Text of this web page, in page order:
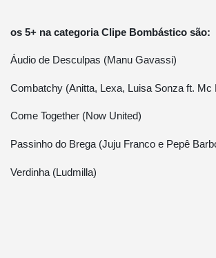
os 5+ na categoria Clipe Bombástico são:
Áudio de Desculpas (Manu Gavassi)
Combatchy (Anitta, Lexa, Luisa Sonza ft. Mc
Come Together (Now United)
Passinho do Brega (Juju Franco e Pepê
Verdinha (Ludmilla)